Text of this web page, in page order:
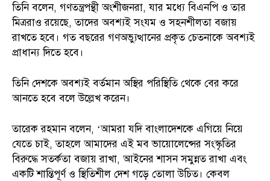
তিনি বলেন, গণতন্ত্রপন্থী অংশীজনরা, যার মধ্যে বিএনপি ও তার
মিত্ররাও রয়েছে, তাদের অবশ্যই সংযম ও সহনশীলতা বজায়
রাখতে হবে। গত বছরের গণঅভ্যুত্থানের প্রকৃত চেতনাকে অবশ্যই
প্রাধান্য দিতে হবে।
তিনি দেশকে অবশ্যই বর্তমান অস্থির পরিস্থিতি থেকে বের করে
আনতে হবে বলে উল্লেখ করেন।
তারেক রহমান বলেন, ‘আমরা যদি বাংলাদেশকে এগিয়ে নিয়ে
যেতে চাই, তাহলে আমাদের এই মব ভায়োলেন্সের সংস্কৃতির
বিরুদ্ধে সতর্কতা বজায় রাখা, আইনের শাসন সমুন্নত রাখা এবং
একটি শান্তিপূর্ণ ও স্থিতিশীল দেশ গড়ে তোলা উচিত। কেবল